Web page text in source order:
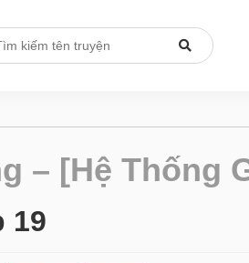
– [Hệ Thống
19